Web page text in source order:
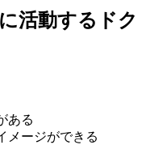
活動するドク
ある
メージができる